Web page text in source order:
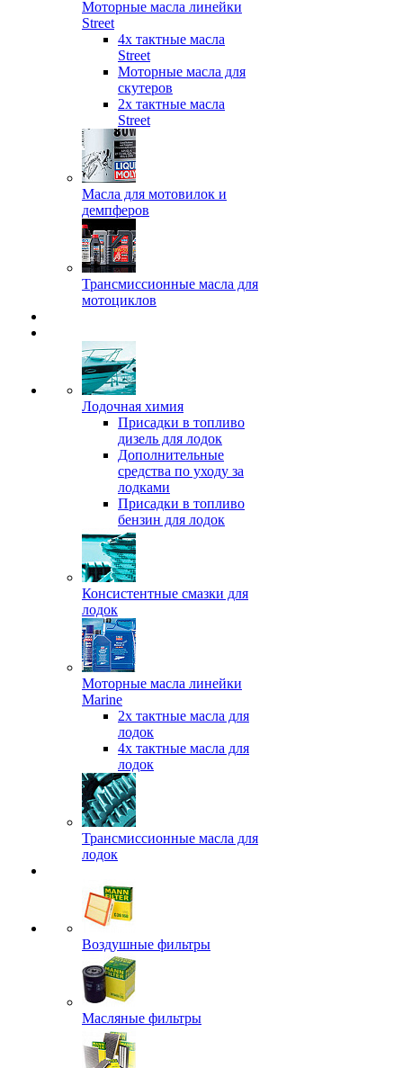
Моторные масла линейки
Street
4х тактные масла
Street
Моторные масла для
скутеров
2х тактные масла
Street
Масла для мотовилок и
демпферов
Трансмиссионные масла для
мотоциклов
Лодочная химия
Присадки в топливо
дизель для лодок
Дополнительные
средства по уходу за
лодками
Присадки в топливо
бензин для лодок
Консистентные смазки для
лодок
Моторные масла линейки
Marine
2х тактные масла для
лодок
4х тактные масла для
лодок
Трансмиссионные масла для
лодок
Воздушные фильтры
Масляные фильтры